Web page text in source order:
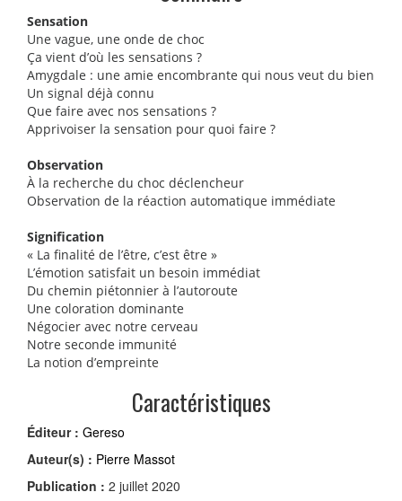
Sensation
Une vague, une onde de choc
Ça vient d’où les sensations ?
Amygdale : une amie encombrante qui nous veut du bien
Un signal déjà connu
Que faire avec nos sensations ?
Apprivoiser la sensation pour quoi faire ?
Observation
À la recherche du choc déclencheur
Observation de la réaction automatique immédiate
Signification
« La finalité de l’être, c’est être »
L’émotion satisfait un besoin immédiat
Du chemin piétonnier à l’autoroute
Une coloration dominante
Négocier avec notre cerveau
Notre seconde immunité
La notion d’empreinte
Caractéristiques
Éditeur : Gereso
Auteur(s) : Pierre Massot
Publication : 2 juillet 2020